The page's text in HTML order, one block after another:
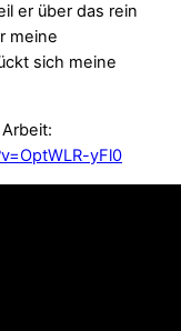
er über das rein
meine
sich meine
yFl0